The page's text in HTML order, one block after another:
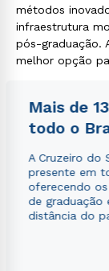
métodos
infraestrutura
pós-graduação.
melhor opção
Mais de
todo o
A Cruzeiro do
presente em
oferecendo
de graduação
distância do